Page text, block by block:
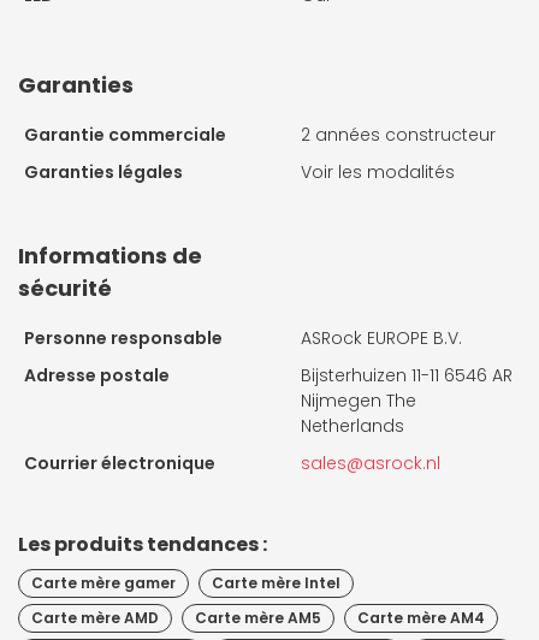
Garanties
Garantie commerciale
2 années constructeur
Garanties légales
Voir les modalités
Informations de
sécurité
Personne responsable
ASRock EUROPE B.V.
Adresse postale
Bijsterhuizen 11-11 6546 AR
Nijmegen The
Netherlands
Courrier électronique
sales@asrock.nl
Les produits tendances :
Carte mère gamer
Carte mère Intel
Carte mère AMD
Carte mère AM5
Carte mère AM4